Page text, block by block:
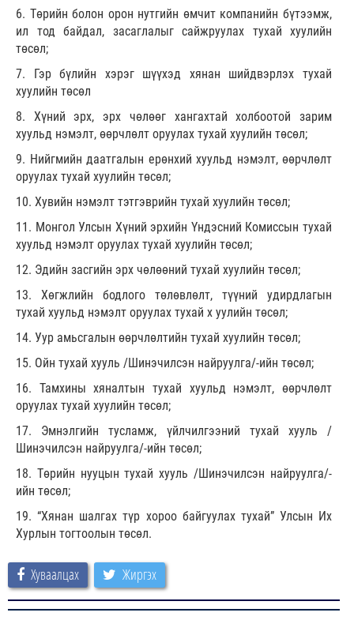
6. Төрийн болон орон нутгийн өмчит компанийн бүтээмж,
ил тод байдал, засаглалыг сайжруулах тухай хуулийн
төсөл;
7. Гэр бүлийн хэрэг шүүхэд хянан шийдвэрлэх тухай
хуулийн төсөл
8. Хүний эрх, эрх чөлөөг хангахтай холбоотой зарим
хуульд нэмэлт, өөрчлөлт оруулах тухай хуулийн төсөл;
9. Нийгмийн даатгалын ерөнхий хуульд нэмэлт, өөрчлөлт
оруулах тухай хуулийн төсөл;
10. Хувийн нэмэлт тэтгэврийн тухай хуулийн төсөл;
11. Монгол Улсын Хүний эрхийн Үндэсний Комиссын тухай
хуульд нэмэлт оруулах тухай хуулийн төсөл;
12. Эдийн засгийн эрх чөлөөний тухай хуулийн төсөл;
13. Хөгжлийн бодлого төлөвлөлт, түүний удирдлагын
тухай хуульд нэмэлт оруулах тухай х уулийн төсөл;
14. Уур амьсгалын өөрчлөлтийн тухай хуулийн төсөл;
15. Ойн тухай хууль /Шинэчилсэн найруулга/-ийн төсөл;
16. Тамхины хяналтын тухай хуульд нэмэлт, өөрчлөлт
оруулах тухай хуулийн төсөл;
17. Эмнэлгийн тусламж, үйлчилгээний тухай хууль /
Шинэчилсэн найруулга/-ийн төсөл;
18. Төрийн нууцын тухай хууль /Шинэчилсэн найруулга/-
ийн төсөл;
19. “Хянан шалгах түр хороо байгуулах тухай” Улсын Их
Хурлын тогтоолын төсөл.
Хуваалцах Жиргэх